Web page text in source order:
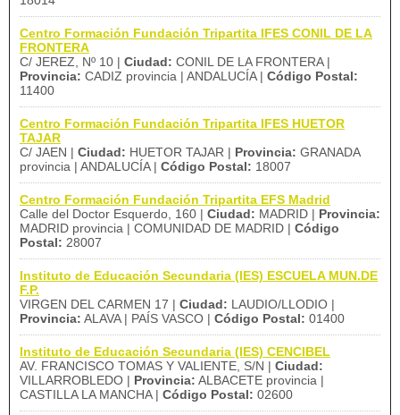
Centro Formación Fundación Tripartita IFES CONIL DE LA
FRONTERA
C/ JEREZ, Nº 10 | Ciudad: CONIL DE LA FRONTERA |
Provincia: CADIZ provincia | ANDALUCÍA | Código Postal:
11400
Centro Formación Fundación Tripartita IFES HUETOR
TAJAR
C/ JAEN | Ciudad: HUETOR TAJAR | Provincia: GRANADA
provincia | ANDALUCÍA | Código Postal: 18007
Centro Formación Fundación Tripartita EFS Madrid
Calle del Doctor Esquerdo, 160 | Ciudad: MADRID | Provincia:
MADRID provincia | COMUNIDAD DE MADRID | Código
Postal: 28007
Instituto de Educación Secundaria (IES) ESCUELA MUN.DE
F.P.
VIRGEN DEL CARMEN 17 | Ciudad: LAUDIO/LLODIO |
Provincia: ALAVA | PAÍS VASCO | Código Postal: 01400
Instituto de Educación Secundaria (IES) CENCIBEL
AV. FRANCISCO TOMAS Y VALIENTE, S/N | Ciudad:
VILLARROBLEDO | Provincia: ALBACETE provincia |
CASTILLA LA MANCHA | Código Postal: 02600